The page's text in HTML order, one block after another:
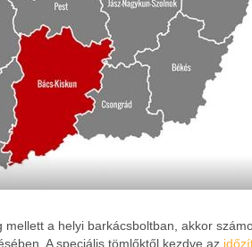
a helyi barkácsboltban, akkor
A speciális tömlőktől kezdve az